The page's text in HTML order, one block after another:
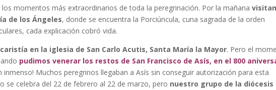
momentos más extraordinarios de toda la peregrinación. Por la mañana
de los Ángeles, donde se encuentra la Porciúncula, cuna sagrada de la orden
cada explicación cobró vida.
en la iglesia de San Carlo Acutis, Santa María la Mayor. Pero el
pudimos venerar los restos de San Francisco de Asís, en el 800
inmenso! Muchos peregrinos llegaban a Asís sin conseguir autorización para esta
se celebra del 22 de febrero al 22 de marzo, pero nuestro grupo de la diócesis